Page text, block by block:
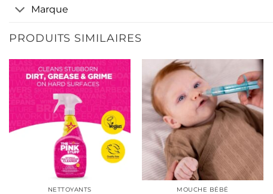
Marque
PRODUITS SIMILAIRES
NETTOYANTS MOUCHE BÉBÉ